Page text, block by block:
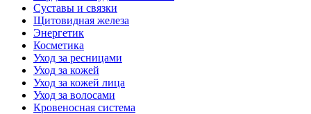
Суставы и связки
Щитовидная железа
Энергетик
Косметика
Уход за ресницами
Уход за кожей
Уход за кожей лица
Уход за волосами
Кровеносная система